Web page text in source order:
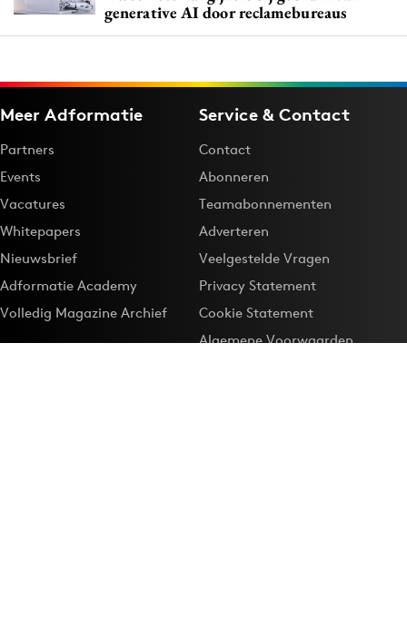
generative AI door reclamebureaus
Meer Adformatie
Partners
Events
Vacatures
Whitepapers
Nieuwsbrief
Adformatie Academy
Volledig Magazine Archief
Service & Contact
Contact
Abonneren
Teamabonnementen
Adverteren
Veelgestelde Vragen
Privacy Statement
Cookie Statement
Algemene Voorwaarden